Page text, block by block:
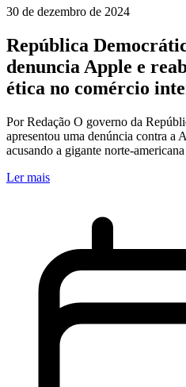
30 de dezembro de 2024
República
denuncia Apple e
ética no comércio
Por Redação O governo da
apresentou uma denúncia contra a
acusando a gigante norte-
Ler mais